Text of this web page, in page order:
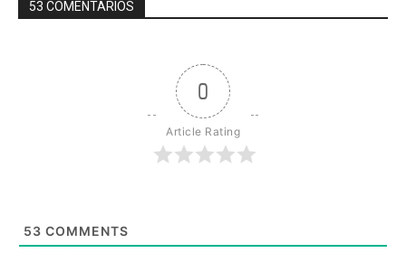
53 COMENTARIOS
0
Article Rating
53 COMMENTS